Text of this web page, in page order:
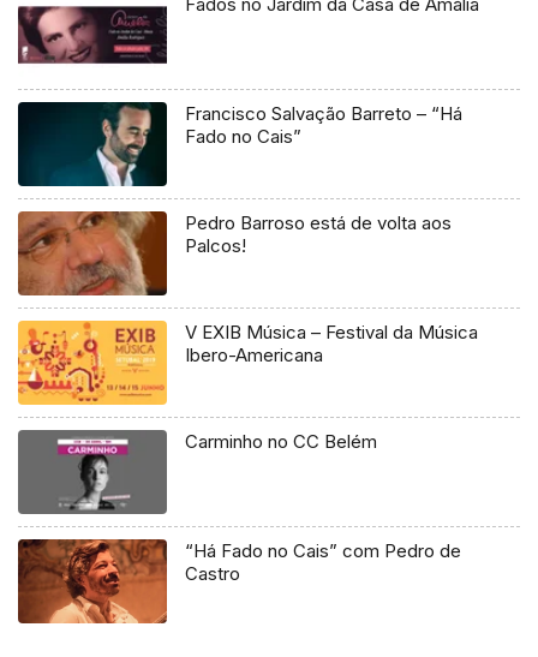
Francisco Salvação Barreto – “Há
Fado no Cais”
Pedro Barroso está de volta aos
Palcos!
V EXIB Música – Festival da Música
Ibero-Americana
Carminho no CC Belém
“Há Fado no Cais” com Pedro de
Castro